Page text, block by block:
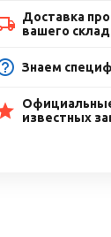
Доставка
вашего
Знаем
известных